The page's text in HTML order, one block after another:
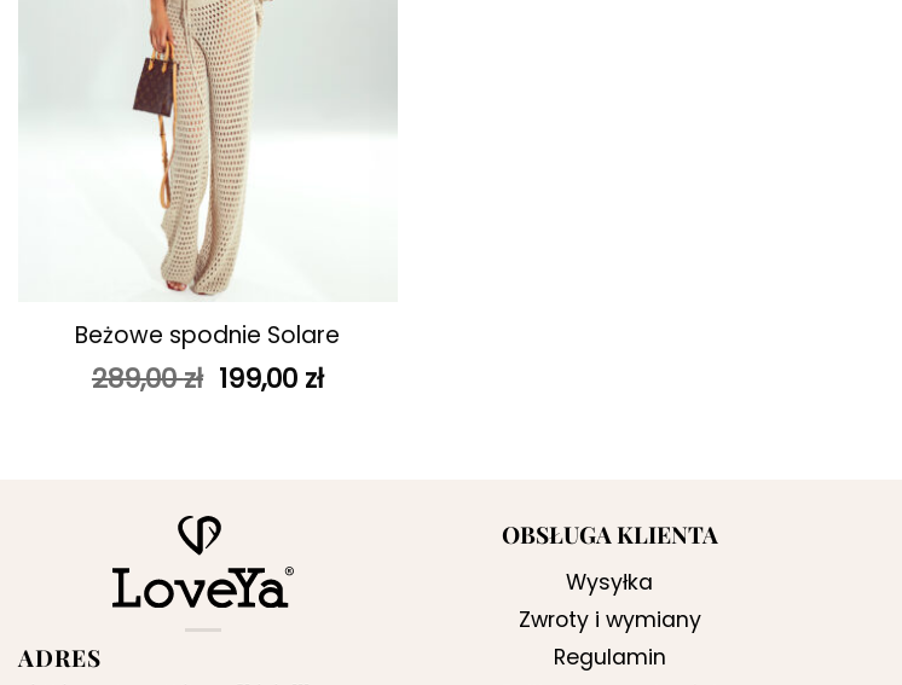
Beżowe spodnie Solare
289,00zł Pierwotna
cena
199,00 złAktualna
ADRES
OBSŁUGA KLIENTA
Wysyłka
Zwroty i wymiany
Regulamin